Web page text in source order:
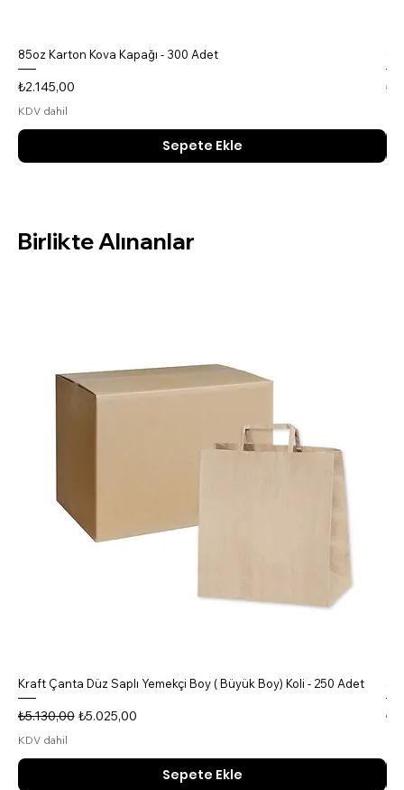
85oz Karton Kova Kapağı - 300 Adet
Fiyat
₺2.145,00
KDV dahil
Sepete Ekle
Birlikte Alınanlar
Kraft Çanta Düz Saplı Yemekçi Boy ( Büyük Boy) Koli - 250 Adet
Normal Fiyat
₺5.130,00 İndirimli Fiyat
₺5.025,00
KDV dahil
Sepete Ekle